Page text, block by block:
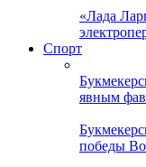
«Лада
Спорт
явным
победы